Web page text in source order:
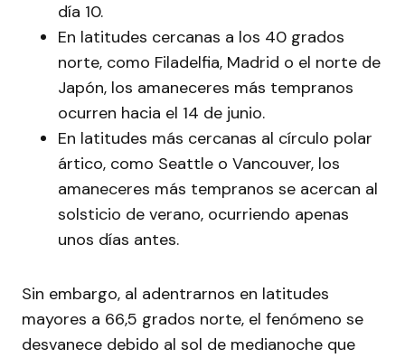
día 10.
En latitudes cercanas a los 40 grados
norte, como Filadelfia, Madrid o el norte de
Japón, los amaneceres más tempranos
ocurren hacia el 14 de junio.
En latitudes más cercanas al círculo polar
ártico, como Seattle o Vancouver, los
amaneceres más tempranos se acercan al
solsticio de verano, ocurriendo apenas
unos días antes.
Sin embargo, al adentrarnos en latitudes
mayores a 66,5 grados norte, el fenómeno se
desvanece debido al sol de medianoche que